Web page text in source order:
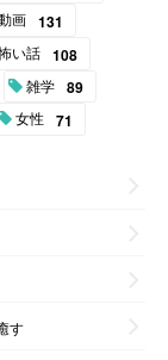
画 131
い話 108
雑学 89
女性 71
す